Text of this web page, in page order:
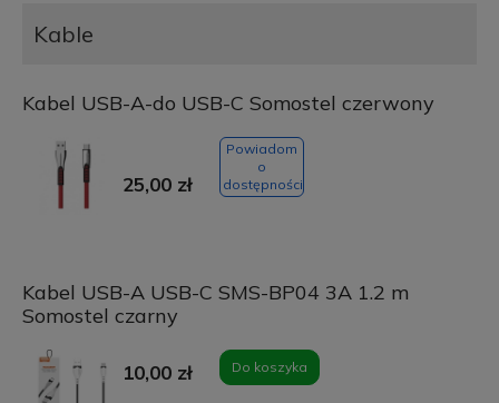
Kable
Kabel USB-A-do USB-C Somostel czerwony
25,00 zł
Powiadom
o
dostępności
Kabel USB-A USB-C SMS-BP04 3A 1.2 m
Somostel czarny
10,00 zł Do koszyka